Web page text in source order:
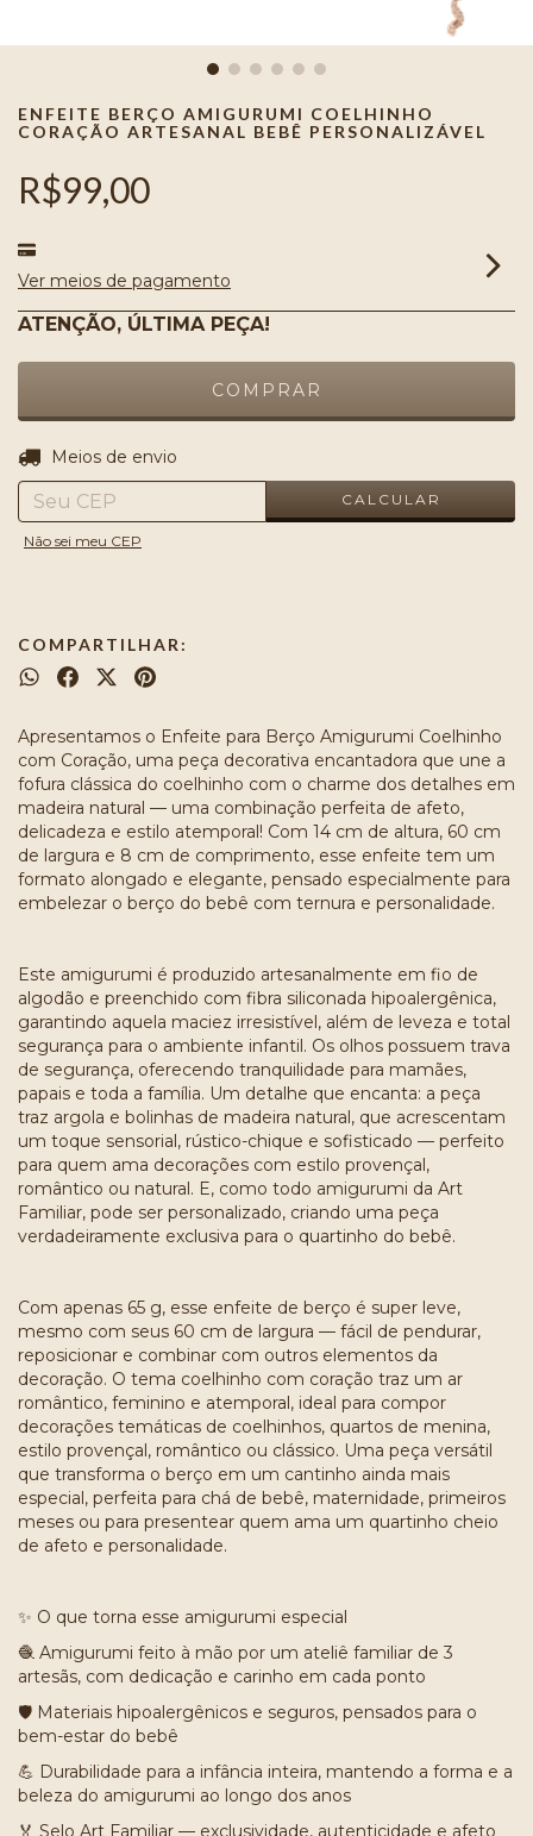
ENFEITE BERÇO AMIGURUMI COELHINHO
CORAÇÃO ARTESANAL BEBÊ PERSONALIZÁVEL
R$99,00
Ver meios de pagamento
ATENÇÃO, ÚLTIMA PEÇA!
Entregas para o CEP:
Meios de envio
CALCULAR
Não sei meu CEP
COMPARTILHAR:
Apresentamos o Enfeite para Berço Amigurumi Coelhinho
com Coração, uma peça decorativa encantadora que une a
fofura clássica do coelhinho com o charme dos detalhes em
madeira natural — uma combinação perfeita de afeto,
delicadeza e estilo atemporal! Com 14 cm de altura, 60 cm
de largura e 8 cm de comprimento, esse enfeite tem um
formato alongado e elegante, pensado especialmente para
embelezar o berço do bebê com ternura e personalidade.
Este amigurumi é produzido artesanalmente em fio de
algodão e preenchido com fibra siliconada hipoalergênica,
garantindo aquela maciez irresistível, além de leveza e total
segurança para o ambiente infantil. Os olhos possuem trava
de segurança, oferecendo tranquilidade para mamães,
papais e toda a família. Um detalhe que encanta: a peça
traz argola e bolinhas de madeira natural, que acrescentam
um toque sensorial, rústico-chique e sofisticado — perfeito
para quem ama decorações com estilo provençal,
romântico ou natural. E, como todo amigurumi da Art
Familiar, pode ser personalizado, criando uma peça
verdadeiramente exclusiva para o quartinho do bebê.
Com apenas 65 g, esse enfeite de berço é super leve,
mesmo com seus 60 cm de largura — fácil de pendurar,
reposicionar e combinar com outros elementos da
decoração. O tema coelhinho com coração traz um ar
romântico, feminino e atemporal, ideal para compor
decorações temáticas de coelhinhos, quartos de menina,
estilo provençal, romântico ou clássico. Uma peça versátil
que transforma o berço em um cantinho ainda mais
especial, perfeita para chá de bebê, maternidade, primeiros
meses ou para presentear quem ama um quartinho cheio
de afeto e personalidade.
✨ O que torna esse amigurumi especial
🧶 Amigurumi feito à mão por um ateliê familiar de 3
artesãs, com dedicação e carinho em cada ponto
🛡️ Materiais hipoalergênicos e seguros, pensados para o
bem-estar do bebê
💪 Durabilidade para a infância inteira, mantendo a forma e a
beleza do amigurumi ao longo dos anos
🏅 Selo Art Familiar — exclusividade, autenticidade e afeto